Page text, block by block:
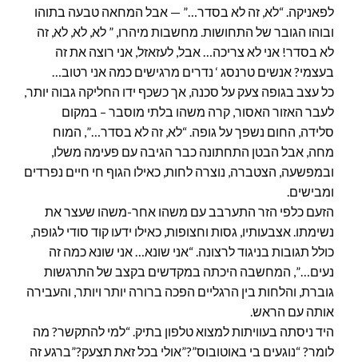
לפאניקה. “לא, זה לא בסדר…” — אבל המחאה טבעה בתוהו
ובוהו הגובר של התחושות. מחשבות מיהרו, ” לא, לא, לא, זה
לא בסדר! אני לא צריכה… אבל, לעזאזל, אני רוצה את זה
בעצמי? אנשים טרנסג ‘ נדרים מרגישים כמה אני רטוב…
כל עצב בגופה צעק על סכנה, אך כשכף ידו החליקה גבוה יותר,
לעבר האזור האסור, קרה משהו בלתי מוסבר – במקום
סלידה, החום נשפך על גופה. “לא, זה לא בסדר…”, המוח
מחה, אבל הבטן התחתונה כבר הגיבה עם פעימה משלו,
ובמפשעה, הצטברה, נוצרה לחות, כאילו הגוף חי חיים נפרדים
ומבישים.
הזעם כלפי הזר התערבב עם משהו אחר-משהו שעצר את
נשימתו. אצבעותיו, גסות וחצופות, כאילו ידעו קוד סודי לגופה,
כולל תגובות בניגוד לרצונה. “אני שונא… אני שונא כמה זה
נעים…”, המחשבה היכתה במקדשים בקצב של התרגשות
גוברת, והלחות בין הרגליים הפכה ברורה יותר ויותר, והעבירה
אותה עם הראש.
היד ניסתה בעוויתות למצוא טלפון בתיק. “למי להתקשר? מה
לומר? “נוגעים בי באוטובוס”?”אולי בכל זאת תצעק?”ברגע זה